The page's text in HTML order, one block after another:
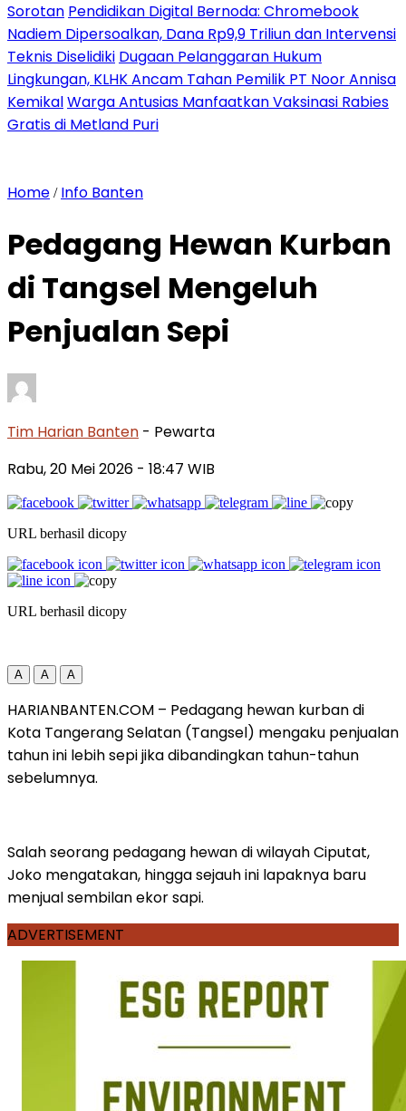
Sorotan Pendidikan Digital Bernoda: Chromebook
Nadiem Dipersoalkan, Dana Rp9,9 Triliun dan Intervensi
Teknis Diselidiki Dugaan Pelanggaran Hukum
Lingkungan, KLHK Ancam Tahan Pemilik PT Noor Annisa
KemikalWarga Antusias Manfaatkan Vaksinasi Rabies
Gratis di Metland Puri
Home / Info Banten
Pedagang Hewan Kurban
di Tangsel Mengeluh
Penjualan Sepi
Tim Harian Banten - Pewarta
Rabu, 20 Mei 2026 - 18:47 WIB
URL berhasil dicopy
URL berhasil dicopy
A A A
HARIANBANTEN.COM – Pedagang hewan kurban di
Kota Tangerang Selatan (Tangsel) mengaku penjualan
tahun ini lebih sepi jika dibandingkan tahun-tahun
sebelumnya.
Salah seorang pedagang hewan di wilayah Ciputat,
Joko mengatakan, hingga sejauh ini lapaknya baru
menjual sembilan ekor sapi.
ADVERTISEMENT